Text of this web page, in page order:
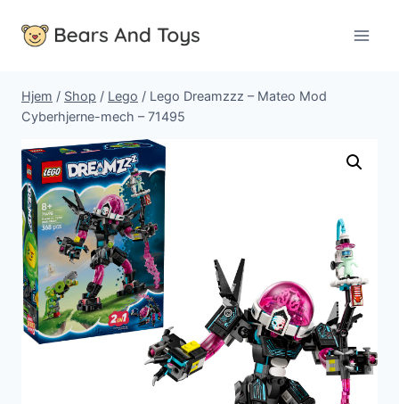
Hjem / Shop / Lego / Lego Dreamzzz – Mateo Mod
Cyberhjerne-mech – 71495